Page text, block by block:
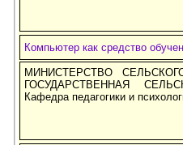
Компьютер как средство
МИНИСТЕРСТВО
ГОСУДАРСТВЕННАЯ
Кафедра педагогики и